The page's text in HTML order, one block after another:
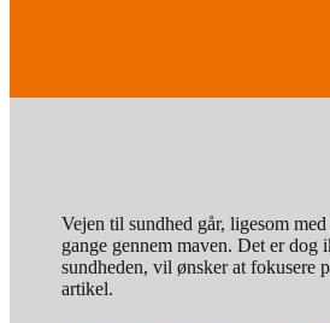
Vejen til sundhed går, ligesom
gange gennem maven. Det er dog
sundheden, vil ønsker at fokusere
artikel.